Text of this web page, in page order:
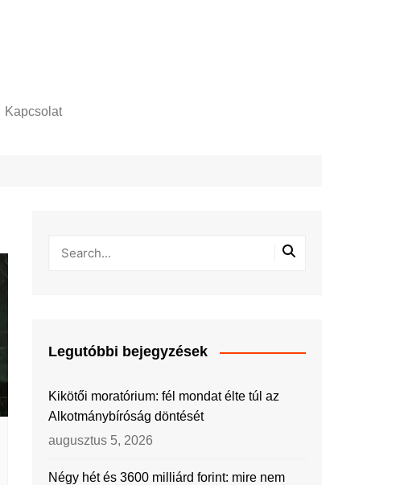
Kapcsolat
Legutóbbi bejegyzések
Kikötői moratórium: fél mondat élte túl az
Alkotmánybíróság döntését
augusztus 5, 2026
Négy hét és 3600 milliárd forint: mire nem